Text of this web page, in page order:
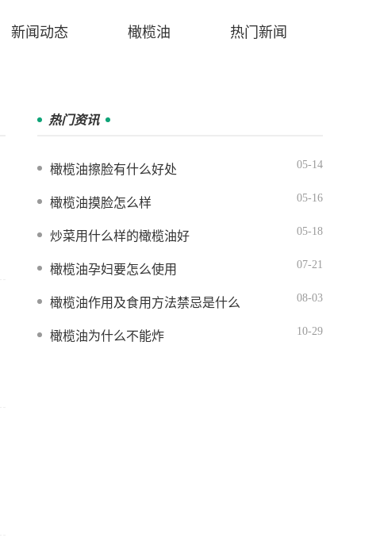
新闻动态 橄榄油 热门新闻
热门资讯
橄榄油擦脸有什么好处 05-14
橄榄油摸脸怎么样 05-16
炒菜用什么样的橄榄油好 05-18
橄榄油孕妇要怎么使用 07-21
橄榄油作用及食用方法禁忌是什么 08-03
橄榄油为什么不能炸 10-29